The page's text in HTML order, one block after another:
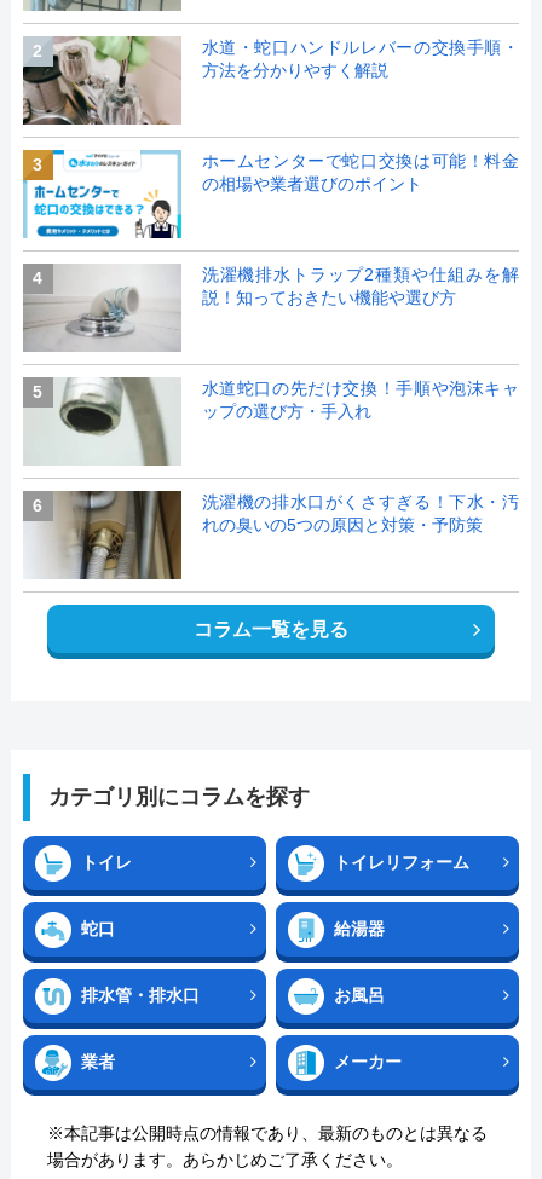
2
水道・蛇口ハンドルレバーの交換手順・
方法を分かりやすく解説
3
ホームセンターで蛇口交換は可能！料金
の相場や業者選びのポイント
4
洗濯機排水トラップ2種類や仕組みを解
説！知っておきたい機能や選び方
5
水道蛇口の先だけ交換！手順や泡沫キャ
ップの選び方・手入れ
6
洗濯機の排水口がくさすぎる！下水・汚
れの臭いの5つの原因と対策・予防策
コラム一覧を見る
カテゴリ別にコラムを探す
トイレ トイレリフォーム
蛇口 給湯器
排水管・排水口 お風呂
業者 メーカー
※本記事は公開時点の情報であり、最新のものとは異なる
場合があります。あらかじめご了承ください。